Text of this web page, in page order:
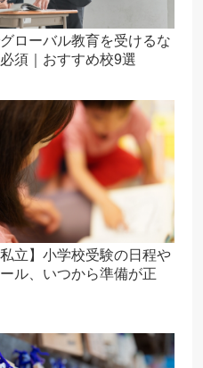
ローバル教育を受けるな
須｜おすすめ校9選
私立】小学校受験の日程や
ル、いつから準備が正